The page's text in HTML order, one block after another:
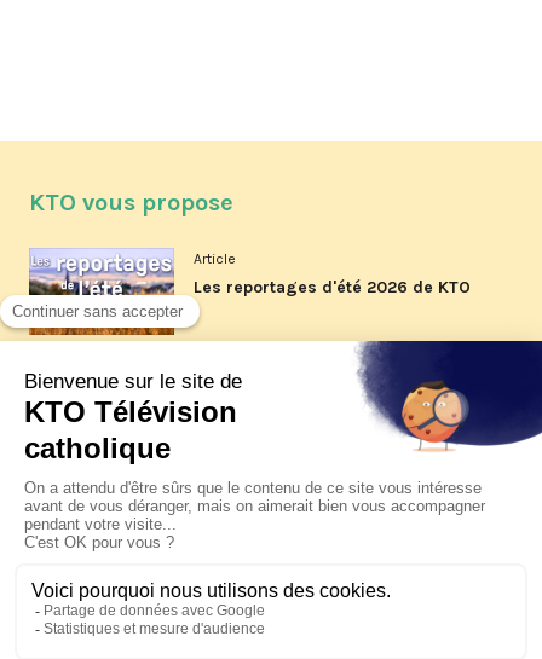
KTO vous propose
Article
Les reportages d'été 2026 de KTO
Article
La visite pastorale du pape Léon
XIV à Assise à suivre sur KTO le
Article
Le pape en Uruguay, Argentine et